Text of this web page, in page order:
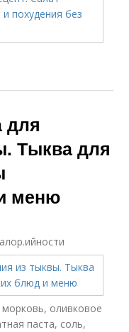
для
Тыква для
меню
оливковое
паста, соль,